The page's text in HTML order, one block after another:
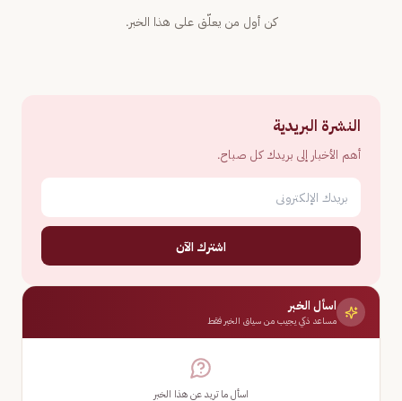
كن أول من يعلّق على هذا الخبر.
النشرة البريدية
أهم الأخبار إلى بريدك كل صباح.
اشترك الآن
اسأل الخبر
مساعد ذكي يجيب من سياق الخبر فقط
اسأل ما تريد عن هذا الخبر